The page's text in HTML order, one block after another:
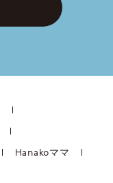
Hanakoママ